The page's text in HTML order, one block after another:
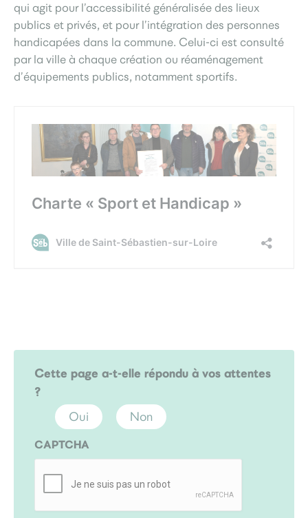
qui agit pour l’accessibilité généralisée des lieux
publics et privés, et pour l’intégration des personnes
handicapées dans la commune. Celui-ci est consulté
par la ville à chaque création ou réaménagement
d’équipements publics, notamment sportifs.
Cette page a-t-elle répondu à vos attentes
?
Oui Non
CAPTCHA